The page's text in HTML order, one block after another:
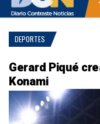
DEPORTES
Gerard Piqué
Konami